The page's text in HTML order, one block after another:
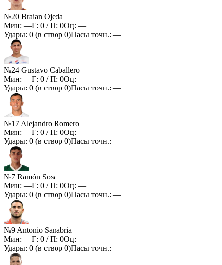
№20 Braian Ojeda
Мин: —Г: 0 / П: 0Оц: —
Удары: 0 (в створ 0)Пасы точн.: —
№24 Gustavo Caballero
Мин: —Г: 0 / П: 0Оц: —
Удары: 0 (в створ 0)Пасы точн.: —
№17 Alejandro Romero
Мин: —Г: 0 / П: 0Оц: —
Удары: 0 (в створ 0)Пасы точн.: —
№7 Ramón Sosa
Мин: —Г: 0 / П: 0Оц: —
Удары: 0 (в створ 0)Пасы точн.: —
№9 Antonio Sanabria
Мин: —Г: 0 / П: 0Оц: —
Удары: 0 (в створ 0)Пасы точн.: —